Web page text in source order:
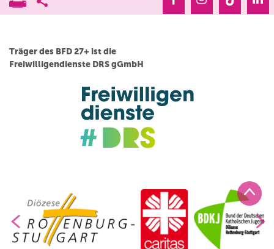
Träger des BFD 27+ ist die
Freiwilligendienste DRS gGmbH